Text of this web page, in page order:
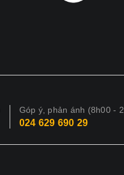
Góp ý, phản ánh (8h00 -
024 629 690 29